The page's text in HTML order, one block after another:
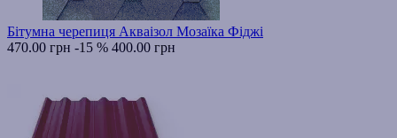
Бітумна черепиця Акваізол Мозаїка Фіджі
470.00 грн -15 % 400.00 грн